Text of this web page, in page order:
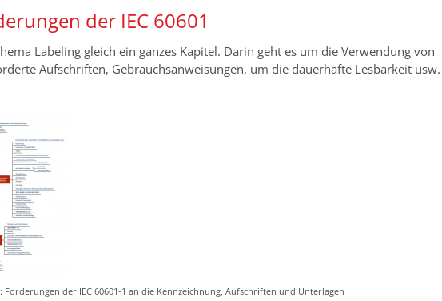
der IEC 60601
Labeling gleich ein ganzes Kapitel. Darin geht es um die Verwendung von
Aufschriften, Gebrauchsanweisungen, um die dauerhafte Lesbarkeit usw.
Forderungen der IEC 60601-1 an die Kennzeichnung, Aufschriften und Unterlagen